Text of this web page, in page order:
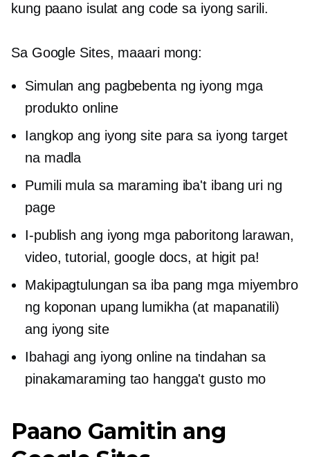
kung paano isulat ang code sa iyong sarili.
Sa Google Sites, maaari mong:
Simulan ang pagbebenta ng iyong mga
produkto online
Iangkop ang iyong site para sa iyong target
na madla
Pumili mula sa maraming iba't ibang uri ng
page
I-publish ang iyong mga paboritong larawan,
video, tutorial, google docs, at higit pa!
Makipagtulungan sa iba pang mga miyembro
ng koponan upang lumikha (at mapanatili)
ang iyong site
Ibahagi ang iyong online na tindahan sa
pinakamaraming tao hangga't gusto mo
Paano Gamitin ang